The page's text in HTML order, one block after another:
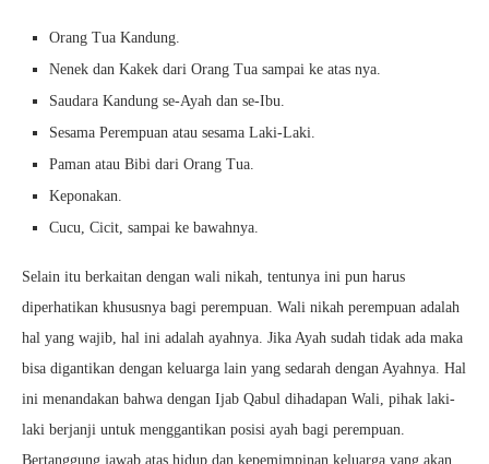
Orang Tua Kandung.
Nenek dan Kakek dari Orang Tua sampai ke atas nya.
Saudara Kandung se-Ayah dan se-Ibu.
Sesama Perempuan atau sesama Laki-Laki.
Paman atau Bibi dari Orang Tua.
Keponakan.
Cucu, Cicit, sampai ke bawahnya.
Selain itu berkaitan dengan wali nikah, tentunya ini pun harus
diperhatikan khususnya bagi perempuan. Wali nikah perempuan adalah
hal yang wajib, hal ini adalah ayahnya. Jika Ayah sudah tidak ada maka
bisa digantikan dengan keluarga lain yang sedarah dengan Ayahnya. Hal
ini menandakan bahwa dengan Ijab Qabul dihadapan Wali, pihak laki-
laki berjanji untuk menggantikan posisi ayah bagi perempuan.
Bertanggung jawab atas hidup dan kepemimpinan keluarga yang akan